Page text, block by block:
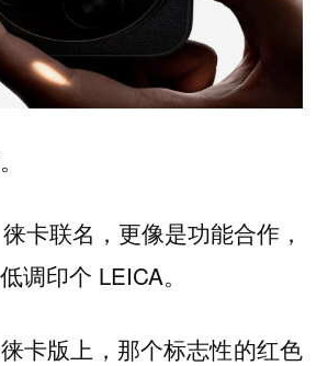
卡联名，更像是功能合作，
调印个 LEICA。
卡版上，那个标志性的红色